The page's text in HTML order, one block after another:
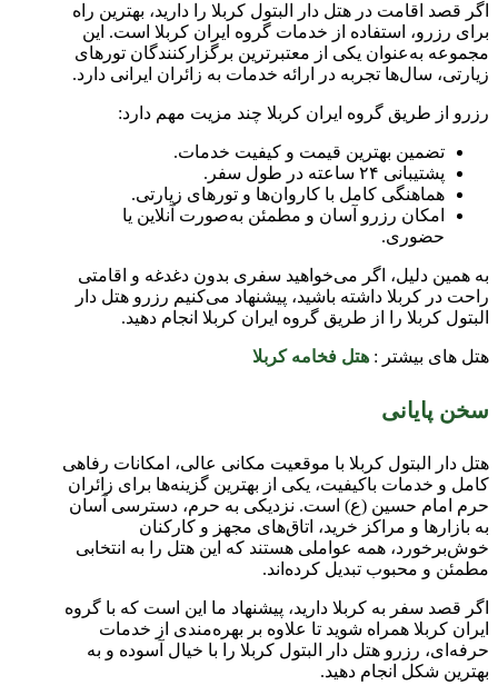
اگر قصد اقامت در هتل دار البتول کربلا را دارید، بهترین راه
برای رزرو، استفاده از خدمات گروه ایران کربلا است. این
مجموعه به‌عنوان یکی از معتبرترین برگزارکنندگان تورهای
زیارتی، سال‌ها تجربه در ارائه خدمات به زائران ایرانی دارد.
رزرو از طریق گروه ایران کربلا چند مزیت مهم دارد:
تضمین بهترین قیمت و کیفیت خدمات.
پشتیبانی ۲۴ ساعته در طول سفر.
هماهنگی کامل با کاروان‌ها و تورهای زیارتی.
امکان رزرو آسان و مطمئن به‌صورت آنلاین یا
حضوری.
به همین دلیل، اگر می‌خواهید سفری بدون دغدغه و اقامتی
راحت در کربلا داشته باشید، پیشنهاد می‌کنیم رزرو هتل دار
البتول کربلا را از طریق گروه ایران کربلا انجام دهید.
هتل های بیشتر : هتل فخامه کربلا
سخن پایانی
هتل دار البتول کربلا با موقعیت مکانی عالی، امکانات رفاهی
کامل و خدمات باکیفیت، یکی از بهترین گزینه‌ها برای زائران
حرم امام حسین (ع) است. نزدیکی به حرم، دسترسی آسان
به بازارها و مراکز خرید، اتاق‌های مجهز و کارکنان
خوش‌برخورد، همه عواملی هستند که این هتل را به انتخابی
مطمئن و محبوب تبدیل کرده‌اند.
اگر قصد سفر به کربلا دارید، پیشنهاد ما این است که با گروه
ایران کربلا همراه شوید تا علاوه بر بهره‌مندی از خدمات
حرفه‌ای، رزرو هتل دار البتول کربلا را با خیال آسوده و به
بهترین شکل انجام دهید.